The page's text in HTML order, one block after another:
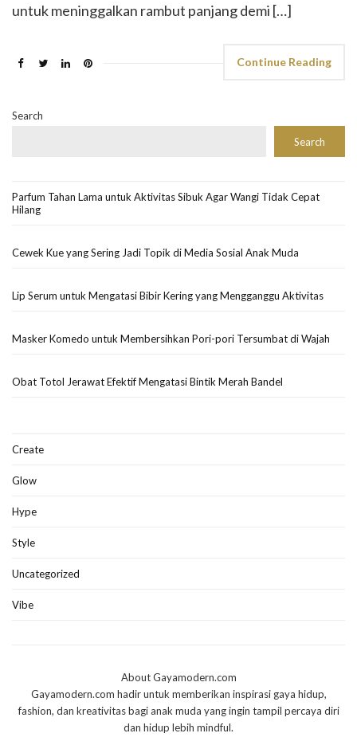
untuk meninggalkan rambut panjang demi […]
Continue Reading
Search
Search
Parfum Tahan Lama untuk Aktivitas Sibuk Agar Wangi Tidak Cepat
Hilang
Cewek Kue yang Sering Jadi Topik di Media Sosial Anak Muda
Lip Serum untuk Mengatasi Bibir Kering yang Mengganggu Aktivitas
Masker Komedo untuk Membersihkan Pori-pori Tersumbat di Wajah
Obat Totol Jerawat Efektif Mengatasi Bintik Merah Bandel
Create
Glow
Hype
Style
Uncategorized
Vibe
About Gayamodern.com
Gayamodern.com hadir untuk memberikan inspirasi gaya hidup,
fashion, dan kreativitas bagi anak muda yang ingin tampil percaya diri
dan hidup lebih mindful.